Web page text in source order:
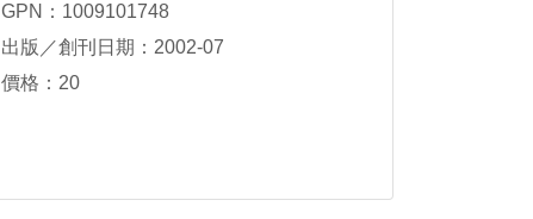
GPN：1009101748
出版／創刊日期：2002-07
價格：20